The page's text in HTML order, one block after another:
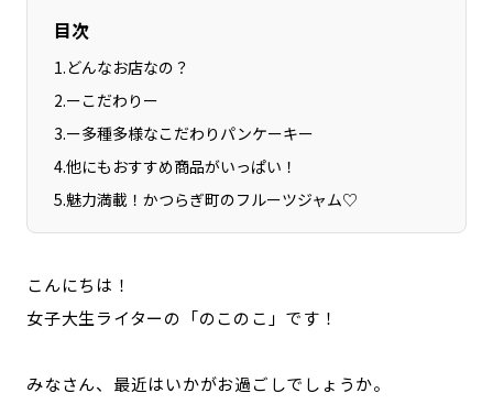
目次
1.どんなお店なの？
2.ーこだわりー
3.ー多種多様なこだわりパンケーキー
4.他にもおすすめ商品がいっぱい！
5.魅力満載！かつらぎ町のフルーツジャム♡
こんにちは！
女子大生ライターの「のこのこ」です！
みなさん、最近はいかがお過ごしでしょうか。